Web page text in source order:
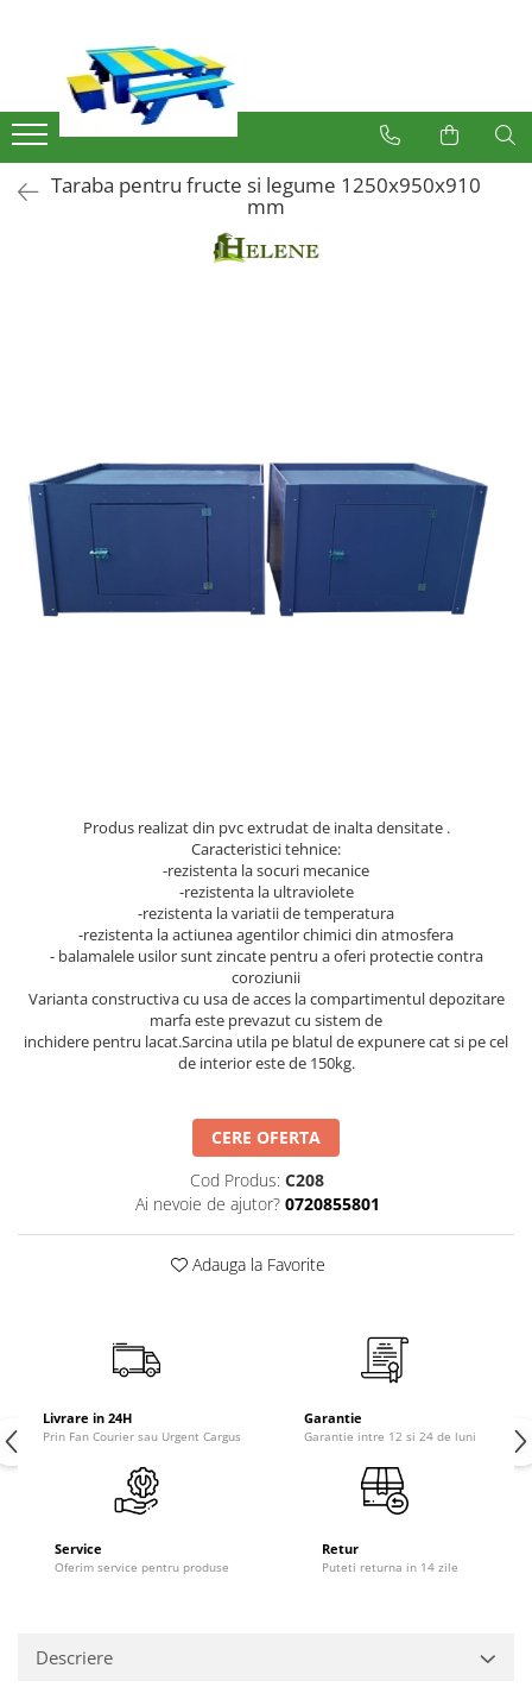
Produse
Mobilier Exterior
Articole pentru gradina
Atomizoare
Plasa sarma galvanizata zincata
Plase anti buruieni
Plase castraveti
gard viu
Cosuri Pentru Gunoi
Butoaie pentru vin
Scule electrice
Taraba pentru fructe si legume 1250x950x910
mm
Produs realizat din pvc extrudat de inalta densitate .
Caracteristici tehnice:
-rezistenta la socuri mecanice
-rezistenta la ultraviolete
-rezistenta la variatii de temperatura
-rezistenta la actiunea agentilor chimici din atmosfera
- balamalele usilor sunt zincate pentru a oferi protectie contra
coroziunii
Varianta constructiva cu usa de acces la compartimentul depozitare
marfa este prevazut cu sistem de
inchidere pentru lacat.Sarcina utila pe blatul de expunere cat si pe cel
de interior este de 150kg.
CERE OFERTA
Cod Produs: C208
Ai nevoie de ajutor? 0720855801
Adauga la Favorite
Livrare in 24H
Prin Fan Courier sau Urgent Cargus
Garantie
Garantie intre 12 si 24 de luni
Service
Oferim service pentru produse
Retur
Puteti returna in 14 zile
Descriere